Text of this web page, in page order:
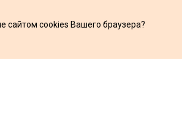
сайтом cookies Вашего браузера?